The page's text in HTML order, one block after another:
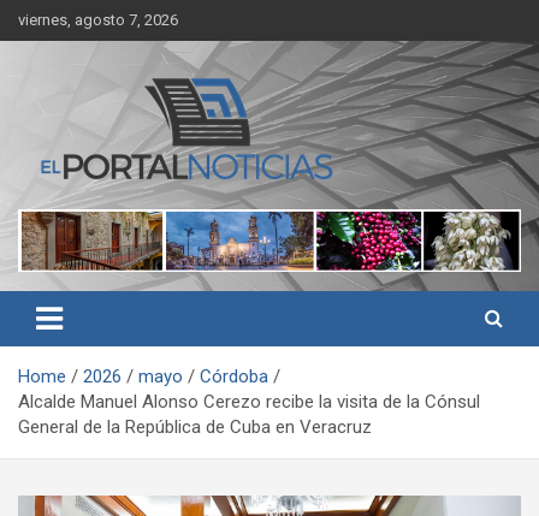
Skip
to
viernes, agosto 7, 2026
El Portal Noticias
Noticias de Córdoba, Veracruz y al región
Home 2026 mayo
Córdoba
Alcalde Manuel Alonso Cerezo recibe la visita de la Cónsul
General de la República de Cuba en Veracruz